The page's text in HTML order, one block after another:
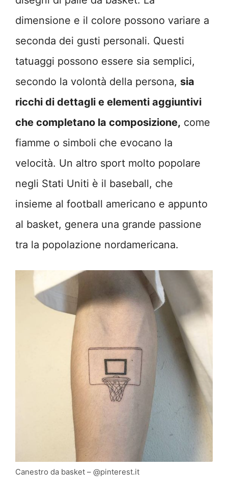
dimensione e il colore possono variare a
seconda dei gusti personali. Questi
tatuaggi possono essere sia semplici,
secondo la volontà della persona, sia
ricchi di dettagli e elementi aggiuntivi
che completano la composizione, come
fiamme o simboli che evocano la
velocità. Un altro sport molto popolare
negli Stati Uniti è il baseball, che
insieme al football americano e appunto
al basket, genera una grande passione
tra la popolazione nordamericana.
Canestro da basket – @pinterest.it